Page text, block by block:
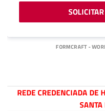
FORMCRAFT -
REDE CREDENCIADA DE